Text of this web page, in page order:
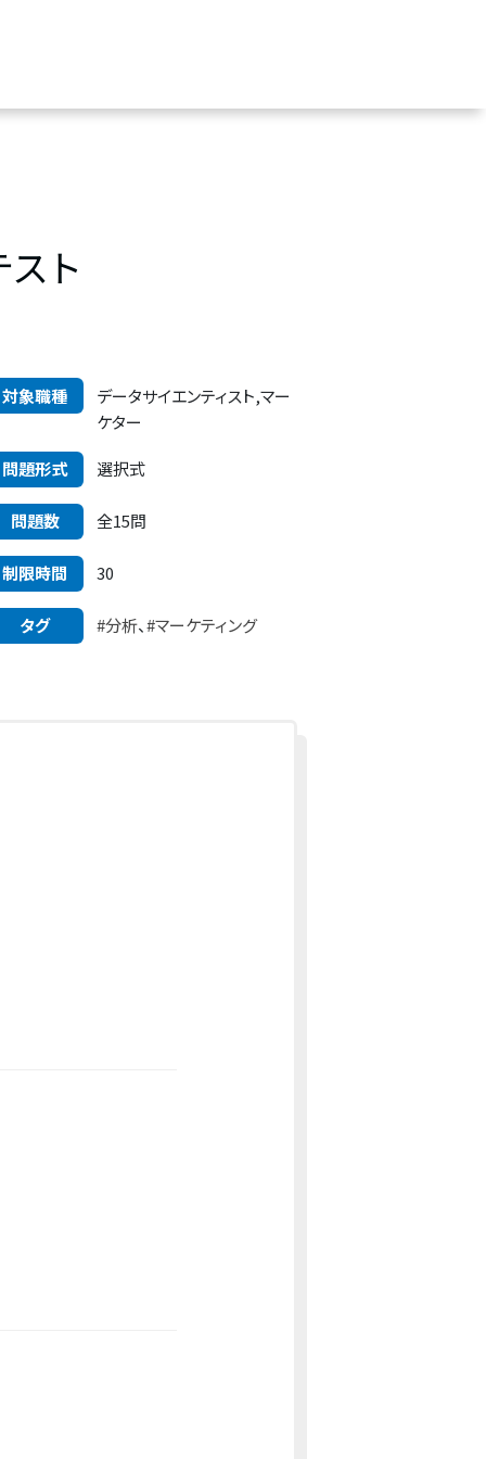
ト
対象職種
データサイエンティスト,マー
ケター
問題形式 選択式
問題数 全15問
制限時間 30
タグ #分析、#マーケティング